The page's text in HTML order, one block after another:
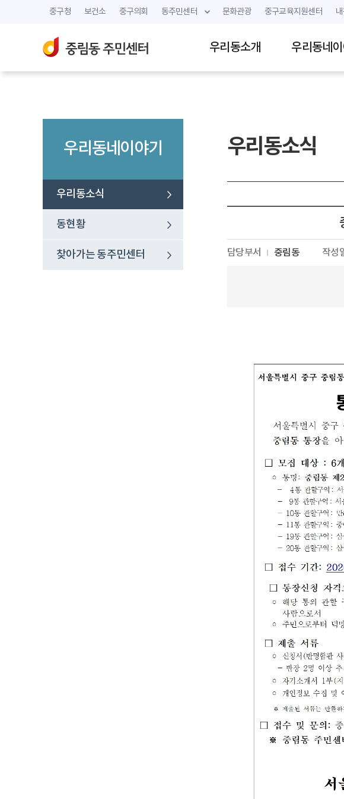
중구청 보건소 중구의회 동주민센터 문화관광 중구교육지원센터
우리동소개 우리동네이
우리동네이야기
우리동소식
동현황
찾아가는 동주민센터
우리동소식
담당부서 중림동 작성